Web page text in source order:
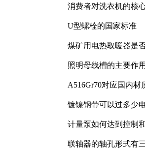
消费者对洗衣机的核
U型螺栓的国家标准
煤矿用电热取暖器是
照明母线槽的主要作
A516Gr70对应国内材
镀镍钢带可以过多少
计量泵如何达到控制
联轴器的轴孔形式有